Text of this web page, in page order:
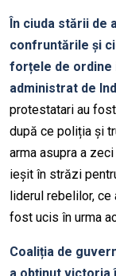
În ciuda stării de
confruntările și
forțele de ordine
administrat de
protestatari au
după ce poliția și
arma asupra a
ieșit în străzi
liderul rebelilor,
fost ucis în urma
Coaliția de